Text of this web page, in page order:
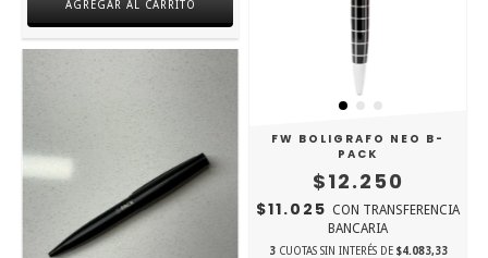
FW BOLIGRAFO NEO B-
PACK
$12.250
$11.025 CON TRANSFERENCIA
BANCARIA
3 CUOTAS SIN INTERÉS DE $4.083,33